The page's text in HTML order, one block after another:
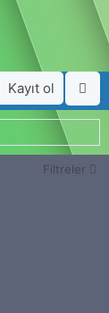
Kayıt ol
Filtreler